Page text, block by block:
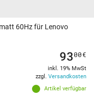
60Hz für Lenovo
Artikel verfügbar
9300€
inkl. 19% MwSt
zzgl. Versandkosten